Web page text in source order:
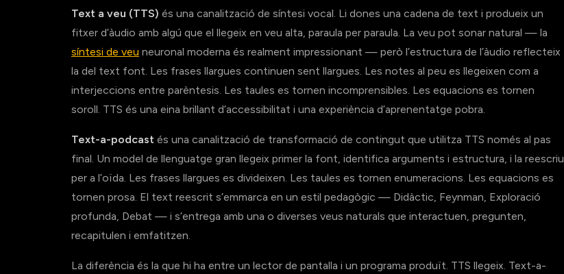
Text a veu (TTS) és una canalització de síntesi vocal. Li dones una cadena de text i produeix un
fitxer d’àudio amb algú que el llegeix en veu alta, paraula per paraula. La veu pot sonar natural — la
síntesi de veu neuronal moderna és realment impressionant — però l’estructura de l’àudio reflecteix
la del text font. Les frases llargues continuen sent llargues. Les notes al peu es llegeixen com a
interjeccions entre parèntesis. Les taules es tornen incomprensibles. Les equacions es tornen
soroll. TTS és una eina brillant d’accessibilitat i una experiència d’aprenentatge pobra.
Text-a-podcast és una canalització de transformació de contingut que utilitza TTS només al pas
final. Un model de llenguatge gran llegeix primer la font, identifica arguments i estructura, i la reescriu
per a l’oïda. Les frases llargues es divideixen. Les taules es tornen enumeracions. Les equacions es
tornen prosa. El text reescrit s’emmarca en un estil pedagògic — Didàctic, Feynman, Exploració
profunda, Debat — i s’entrega amb una o diverses veus naturals que interactuen, pregunten,
recapitulen i emfatitzen.
La diferència és la que hi ha entre un lector de pantalla i un programa produït. TTS llegeix. Text-a-